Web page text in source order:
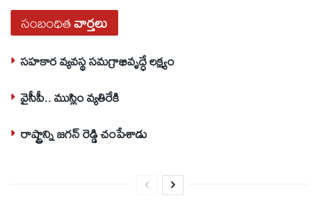
సంబంధితవార్తలు
సహకార వ్యవస్థ సమగ్రాభివృద్ధే లక్ష్యం
వైసీపీ.. ముస్లిం వ్యతిరేకి
రాష్ట్రాన్ని జగన్ రెడ్డి చంపేశాడు